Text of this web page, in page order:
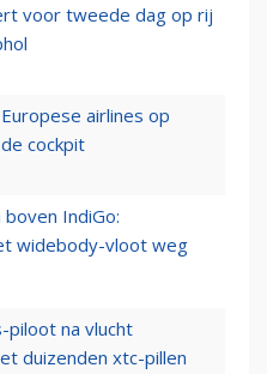
voor tweede dag op rij
airlines op
cockpit
IndiGo:
widebody-vloot weg
piloot na vlucht
duizenden xtc-pillen